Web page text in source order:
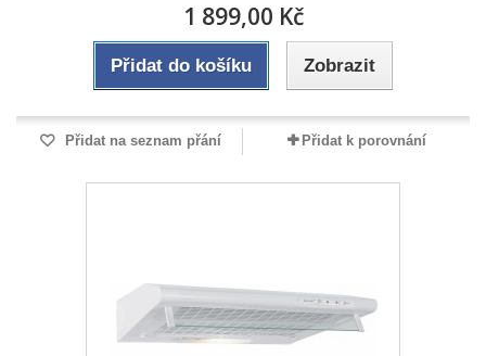
1 899,00 Kč
Přidat do košíku Zobrazit
Přidat na seznam přání Přidat k porovnání